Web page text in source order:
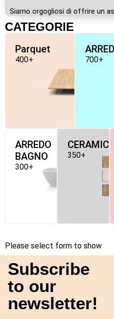
Siamo orgogliosi di offrire un
CATEGORIE
Parquet
400+ 700+
ARREDO
BAGNO
300+
350+
Please select form to show
Subscribe
to our
newsletter!